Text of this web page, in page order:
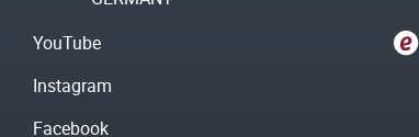
YouTube
Instagram
Facebook